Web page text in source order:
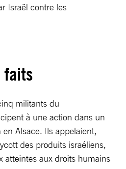
Israël contre les
faits
militants du
à une action dans un
en Alsace. Ils appelaient,
des produits israéliens,
atteintes aux droits humains